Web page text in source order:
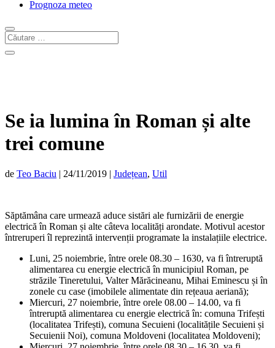
Prognoza meteo
Se ia lumina în Roman și alte
trei comune
de Teo Baciu | 24/11/2019 | Județean, Util
Săptămâna care urmează aduce sistări ale furnizării de energie
electrică în Roman și alte câteva localități arondate. Motivul acestor
întreruperi îl reprezintă intervenții programate la instalațiile electrice.
Luni, 25 noiembrie, între orele 08.30 – 1630, va fi întreruptă
alimentarea cu energie electrică în municipiul Roman, pe
străzile Tineretului, Valter Mărăcineanu, Mihai Eminescu și în
zonele cu case (imobilele alimentate din rețeaua aeriană);
Miercuri, 27 noiembrie, între orele 08.00 – 14.00, va fi
întreruptă alimentarea cu energie electrică în: comuna Trifești
(localitatea Trifești), comuna Secuieni (localitățile Secuieni și
Secuienii Noi), comuna Moldoveni (localitatea Moldoveni);